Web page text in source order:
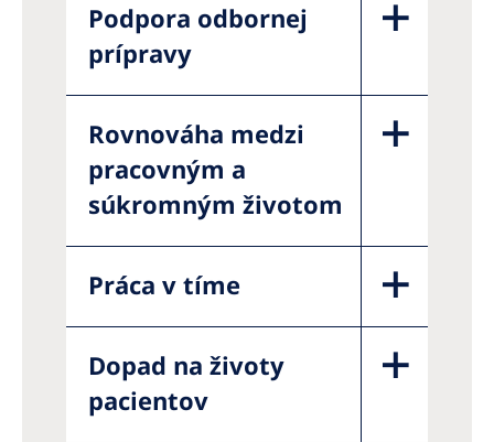
Podpora odbornej
prípravy
Rovnováha medzi
pracovným a
súkromným životom
Práca v tíme
Dopad na životy
pacientov